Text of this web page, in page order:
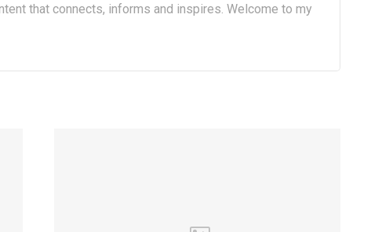
that connects, informs and inspires. Welcome to my